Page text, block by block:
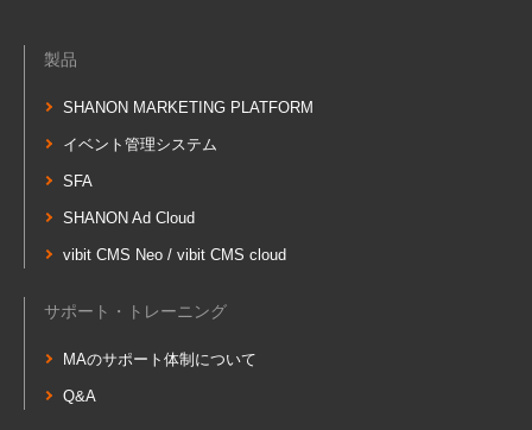
製品
SHANON MARKETING PLATFORM
イベント管理システム
SFA
SHANON Ad Cloud
vibit CMS Neo / vibit CMS cloud
サポート・トレーニング
MAのサポート体制について
Q&A